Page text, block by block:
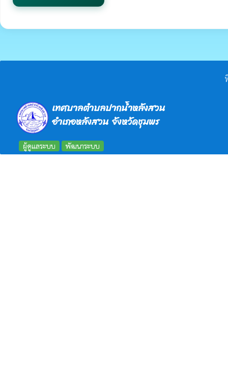
เทศบาลตำบลปากน้ำหลังสวน
อำเภอหลังสวน จังหวัดชุมพร
ผู้ดูแลระบบ พัฒนาระบบ